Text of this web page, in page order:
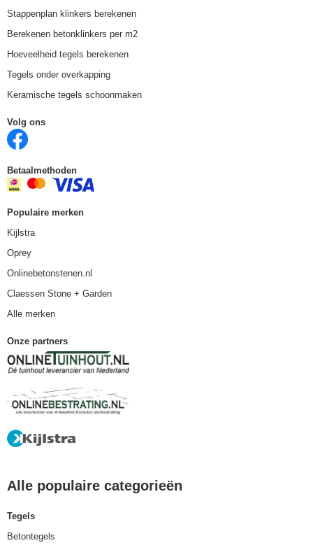
Stappenplan klinkers berekenen
Berekenen betonklinkers per m2
Hoeveelheid tegels berekenen
Tegels onder overkapping
Keramische tegels schoonmaken
Volg ons
Betaalmethoden
Populaire merken
Kijlstra
Oprey
Onlinebetonstenen.nl
Claessen Stone + Garden
Alle merken
Onze partners
Alle populaire categorieën
Tegels
Betontegels